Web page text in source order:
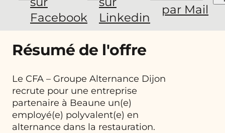
Facebook
Linkedin
par Mail
Résumé de l'offre
Le CFA – Groupe Alternance Dijon
recrute pour une entreprise
partenaire à Beaune un(e)
employé(e) polyvalent(e) en
alternance dans la restauration.